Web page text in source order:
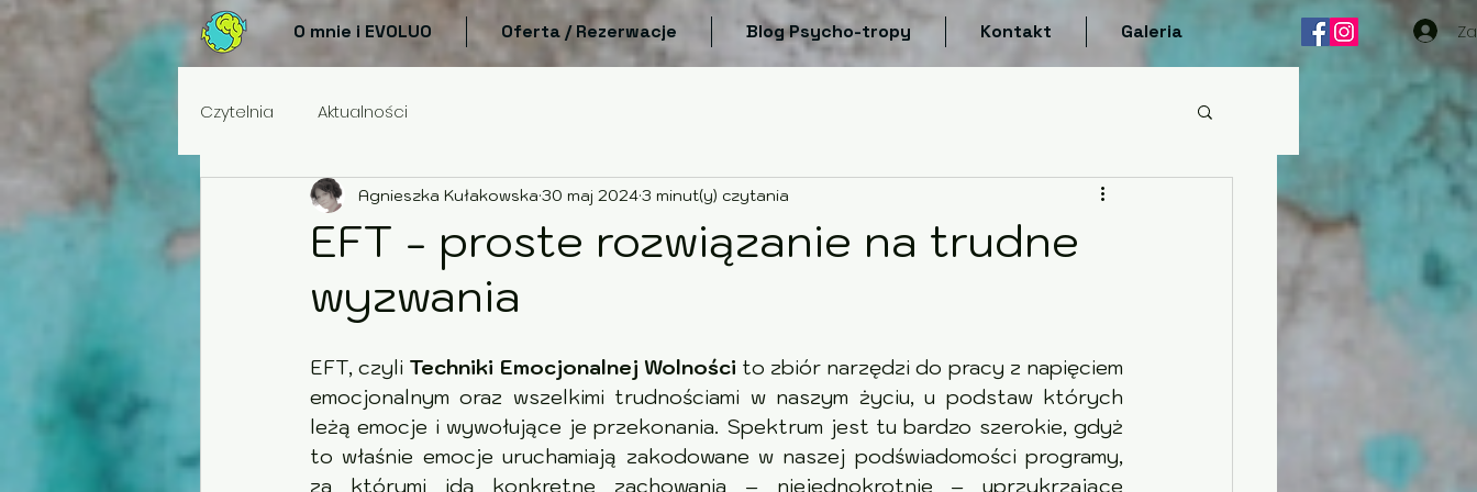
O mnie i EVOLUO Oferta / Rezerwacje Blog Psycho-tropy Kontakt Galeria
Czytelnia Aktualności
EFT - proste rozwiązanie na trudne
wyzwania
Agnieszka Kułakowska 30 maj 20243 minut(y) czytania
EFT, czyli Techniki Emocjonalnej Wolności to zbiór narzędzi do pracy z napięciem
emocjonalnym oraz wszelkimi trudnościami w naszym życiu, u podstaw których
leżą emocje i wywołujące je przekonania. Spektrum jest tu bardzo szerokie, gdyż
to właśnie emocje uruchamiają zakodowane w naszej podświadomości programy,
za którymi idą konkretne zachowania – niejednokrotnie – uprzykrzające